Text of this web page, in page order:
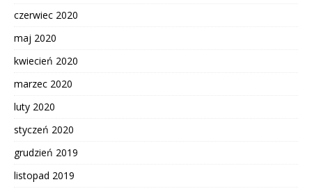
czerwiec 2020
maj 2020
kwiecień 2020
marzec 2020
luty 2020
styczeń 2020
grudzień 2019
listopad 2019